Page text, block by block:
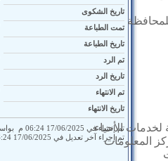
لخدمات الأحياء
المعلومات
تاريخ الشكوى
تمت الطباعة
تاريخ الطباعة
تم الرد
تاريخ الرد
تم الانتهاء
تاريخ الانتهاء
تم إنشاء في 17/06/2025 06:24 م بواسطة
تم إجراء آخر تعديل في 17/06/2025 06:24 م بواسطة